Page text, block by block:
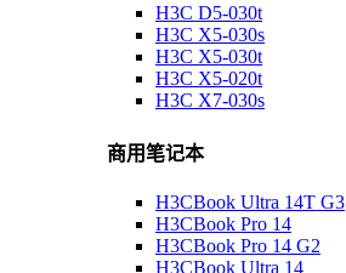
H3C D5-030t
H3C X5-030s
H3C X5-030t
H3C X5-020t
H3C X7-030s
商用笔记本
H3CBook Ultra 14T G3
H3CBook Pro 14
H3CBook Pro 14 G2
H3CBook Ultra 14